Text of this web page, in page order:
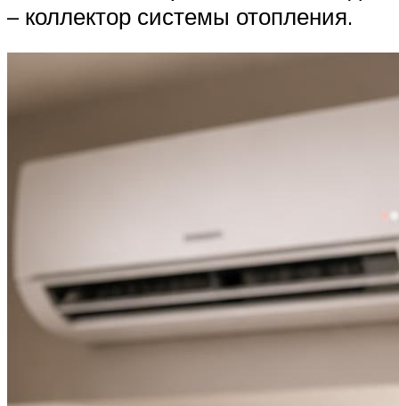
– коллектор системы отопления.